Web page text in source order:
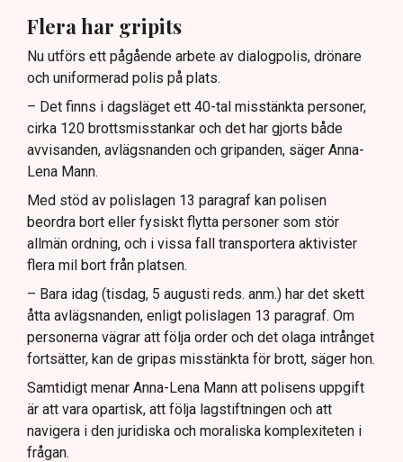
Flera har gripits
Nu utförs ett pågående arbete av dialogpolis, drönare
och uniformerad polis på plats.
– Det finns i dagsläget ett 40-tal misstänkta personer,
cirka 120 brottsmisstankar och det har gjorts både
avvisanden, avlägsnanden och gripanden, säger Anna-
Lena Mann.
Med stöd av polislagen 13 paragraf kan polisen
beordra bort eller fysiskt flytta personer som stör
allmän ordning, och i vissa fall transportera aktivister
flera mil bort från platsen.
– Bara idag (tisdag, 5 augusti reds. anm.) har det skett
åtta avlägsnanden, enligt polislagen 13 paragraf. Om
personerna vägrar att följa order och det olaga intrånget
fortsätter, kan de gripas misstänkta för brott, säger hon.
Samtidigt menar Anna-Lena Mann att polisens uppgift
är att vara opartisk, att följa lagstiftningen och att
navigera i den juridiska och moraliska komplexiteten i
frågan.